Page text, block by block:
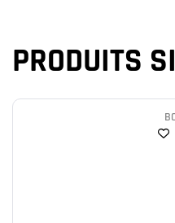
PRODUITS